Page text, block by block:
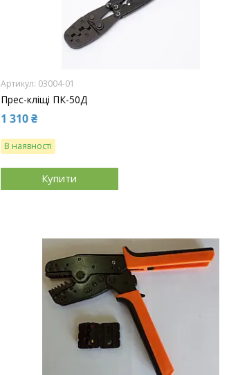
03004-01
Прес-кліщі ПК-50Д
1 310 ₴
В наявності
Купити